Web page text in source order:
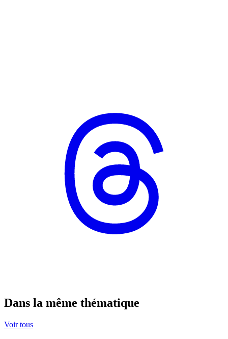
Dans la même thématique
Voir tous